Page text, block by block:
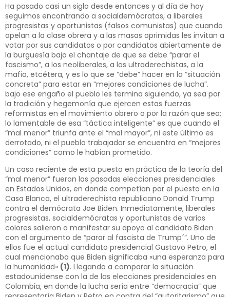
Ha pasado casi un siglo desde entonces y al día de hoy
seguimos encontrando a socialdemócratas, a liberales
progresistas y oportunistas (falsos comunistas) que cuando
apelan a la clase obrera y a las masas oprimidas les invitan a
votar por sus candidatos o por candidatos abiertamente de
la burguesía bajo el chantaje de que se debe “parar el
fascismo”, a los neoliberales, a los ultraderechistas, a la
mafia, etcétera, y es lo que se “debe” hacer en la “situación
concreta” para estar en “mejores condiciones de lucha”.
bajo ese engaño el pueblo les termina siguiendo, ya sea por
la tradición y hegemonía que ejercen estas fuerzas
reformistas en el movimiento obrero o por la razón que sea;
lo lamentable de esa “táctica inteligente” es que cuando el
“mal menor” triunfa ante el “mal mayor”, ni este último es
derrotado, ni el pueblo trabajador se encuentra en “mejores
condiciones” como le habían prometido.
Un caso reciente de esta puesta en práctica de la teoría del
“mal menor” fueron las pasadas elecciones presidenciales
en Estados Unidos, en donde competían por el puesto en la
Casa Blanca, el ultraderechista republicano Donald Trump
contra el demócrata Joe Biden. Inmediatamente, liberales
progresistas, socialdemócratas y oportunistas de varios
colores salieron a manifestar su apoyo al candidato Biden
con el argumento de “parar al fascista de Trump´”. Uno de
ellos fue el actual candidato presidencial Gustavo Petro, el
cual mencionaba que Biden significaba «una esperanza para
la humanidad» (1). Llegando a comparar la situación
estadounidense con la de las elecciones presidenciales en
Colombia, en donde la lucha sería entre “democracia” que